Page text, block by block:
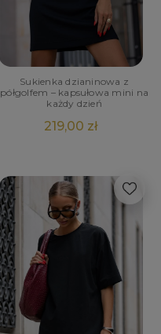
Sukienka dzianinowa z
półgolfem – kapsułowa mini na
każdy dzień
219,00 zł